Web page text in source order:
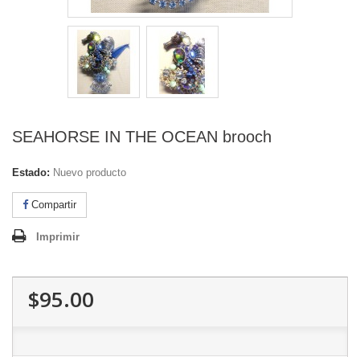
SEAHORSE IN THE OCEAN brooch
Estado: Nuevo producto
Compartir
Imprimir
$95.00